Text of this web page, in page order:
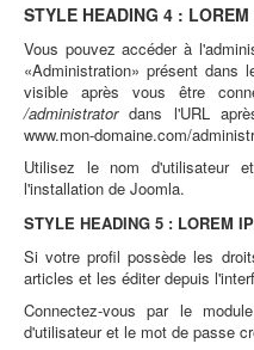
STYLE HEADING 4 :
Vous pouvez accéder à
«Administration» présent dans
visible après vous être
/administratordans l'URL
www.mon-domaine.com/
Utilisez le nom d'utilisateur
l'installation de Joomla.
STYLE HEADING 5 : LOREM
Si votre profil possède les
articles et les éditer depuis
Connectez-vous par le
d'utilisateur et le mot de passe